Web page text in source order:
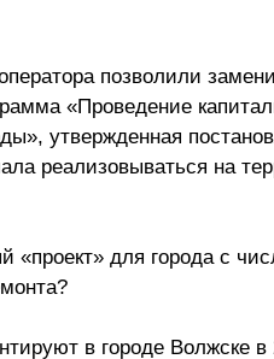
позволили
«Проведение
утвержденная
реализовываться на
для города с
в городе Волжске в